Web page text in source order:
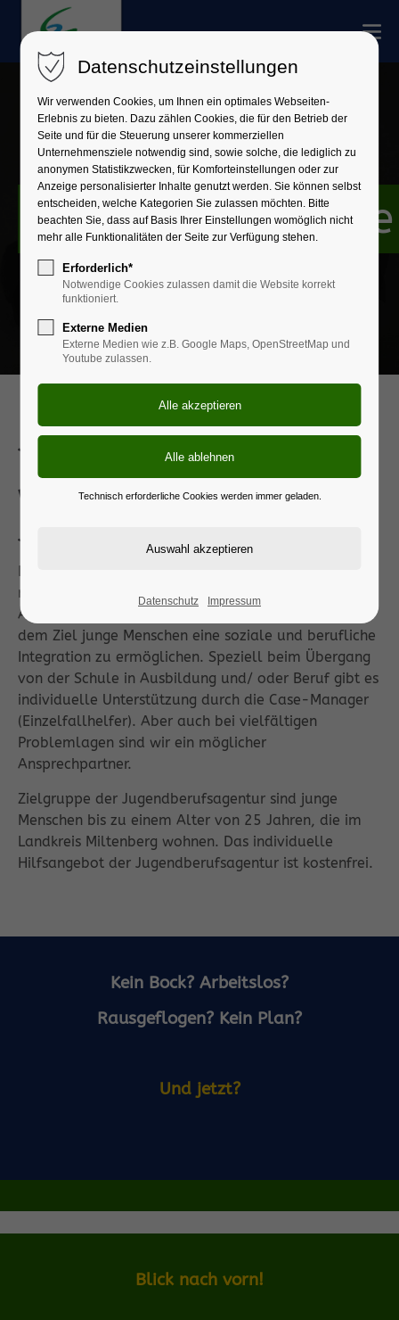
Jugendberufshilfe
Jugendberufshilfe
Was ist eine
Jugendberufsagentur?
Die Jugendberufsagentur Miltenberg ist eine
regionale Kooperation zwischen der Agentur für
Arbeit, des Jobcenters und des Jugendamtes, mit
dem Ziel junge Menschen eine soziale und berufliche
Integration zu ermöglichen. Speziell beim Übergang
von der Schule in Ausbildung und/ oder Beruf gibt es
individuelle Unterstützung durch die Case-Manager
(Einzelfallhelfer). Aber auch bei vielfältigen
Problemlagen sind wir ein möglicher
Ansprechpartner.
Zielgruppe der Jugendberufsagentur sind junge
Menschen bis zu einem Alter von 25 Jahren, die im
Landkreis Miltenberg wohnen. Das individuelle
Hilfsangebot der Jugendberufsagentur ist kostenfrei.
Kein Bock? Arbeitslos?
Rausgeflogen? Kein Plan?
Und jetzt?
Blick nach vorn!
Datenschutzeinstellungen
Wir verwenden Cookies, um Ihnen ein optimales Webseiten-
Erlebnis zu bieten. Dazu zählen Cookies, die für den Betrieb der
Seite und für die Steuerung unserer kommerziellen
Unternehmensziele notwendig sind, sowie solche, die lediglich zu
anonymen Statistikzwecken, für Komforteinstellungen oder zur
Anzeige personalisierter Inhalte genutzt werden. Sie können selbst
entscheiden, welche Kategorien Sie zulassen möchten. Bitte
beachten Sie, dass auf Basis Ihrer Einstellungen womöglich nicht
mehr alle Funktionalitäten der Seite zur Verfügung stehen.
Erforderlich*
Notwendige Cookies zulassen damit die Website korrekt
funktioniert.
Externe Medien
Externe Medien wie z.B. Google Maps, OpenStreetMap und
Youtube zulassen.
Technisch erforderliche Cookies werden immer geladen.
Datenschutz Impressum